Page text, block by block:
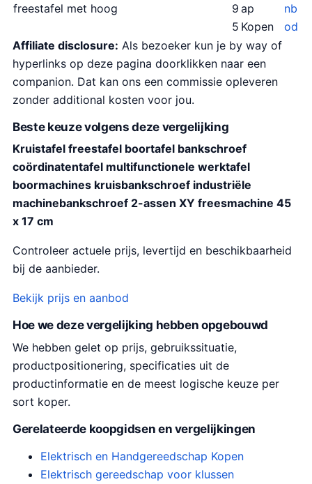
freestafel met hoog
9
5
ap
Kopen
nb
od
Affiliate disclosure: Als bezoeker kun je by way of
hyperlinks op deze pagina doorklikken naar een
companion. Dat kan ons een commissie opleveren
zonder additional kosten voor jou.
Beste keuze volgens deze vergelijking
Kruistafel freestafel boortafel bankschroef
coördinatentafel multifunctionele werktafel
boormachines kruisbankschroef industriële
machinebankschroef 2-assen XY freesmachine 45
x 17 cm
Controleer actuele prijs, levertijd en beschikbaarheid
bij de aanbieder.
Bekijk prijs en aanbod
Hoe we deze vergelijking hebben opgebouwd
We hebben gelet op prijs, gebruikssituatie,
productpositionering, specificaties uit de
productinformatie en de meest logische keuze per
sort koper.
Gerelateerde koopgidsen en vergelijkingen
Elektrisch en Handgereedschap Kopen
Elektrisch gereedschap voor klussen